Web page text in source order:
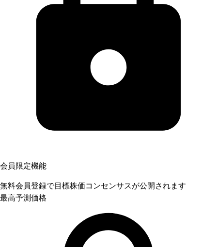
会員限定機能
無料会員登録で目標株価コンセンサスが公開されます
最高予測価格